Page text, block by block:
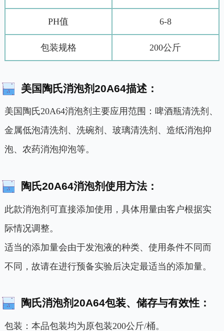
PH值
包装规格
6-8
200公斤
美国陶氏消泡剂20A64描述：
美国陶氏20A64消泡剂主要应用范围：啤酒瓶清洗剂、
金属低泡清洗剂、洗碗剂、玻璃清洗剂、造纸消泡抑
泡、农药消泡抑泡等。
陶氏20A64消泡剂使用方法：
此款消泡剂可直接添加使用，具体用量由客户根据实
际情况调整。
适当的添加量会由于发泡液的种类、使用条件不同而
不同，故请在进行预备实验后决定最适当的添加量。
陶氏消泡剂20A64包装、储存与有效性：
包装：本品包装均为原包装200公斤/桶。